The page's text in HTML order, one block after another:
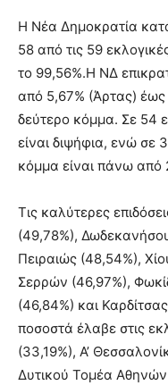
Η Νέα Δημοκρατία
58 από τις 59
το 99,56%.Η ΝΔ
από 5,67% (Άρτας)
δεύτερο κόμμα. Σε 54
είναι διψήφια, ενώ
κόμμα είναι πάνω από
Τις καλύτερες
(49,78%),
Πειραιώς (48,54%),
Σερρών (46,97%),
(46,84%) και
ποσοστά έλαβε στις
(33,19%), Α’
Δυτικού Τομέα